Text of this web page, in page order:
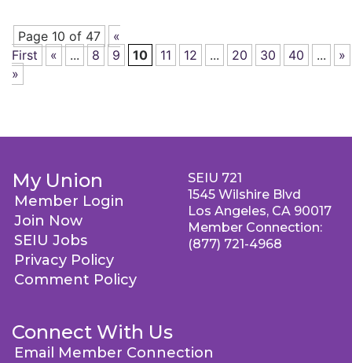
Page 10 of 47
«
First
« ... 8 9 10 11 12 ... 20 30 40 ...
»
»
My Union
Member Login
Join Now
SEIU Jobs
Privacy Policy
Comment Policy
Connect With Us
Email Member Connection
SEIU 721
1545 Wilshire Blvd
Los Angeles, CA 90017
Member Connection:
(877) 721-4968